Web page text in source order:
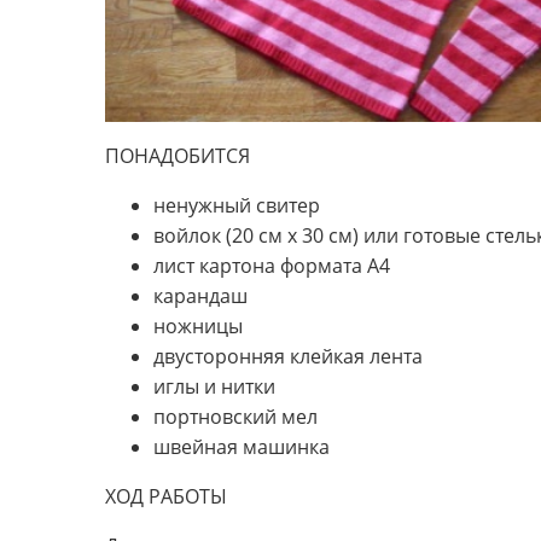
ПОНАДОБИТСЯ
ненужный свитер
войлок (20 см x 30 см) или готовые
лист картона формата А4
карандаш
ножницы
двусторонняя клейкая лента
иглы и нитки
портновский мел
швейная машинка
ХОД РАБОТЫ